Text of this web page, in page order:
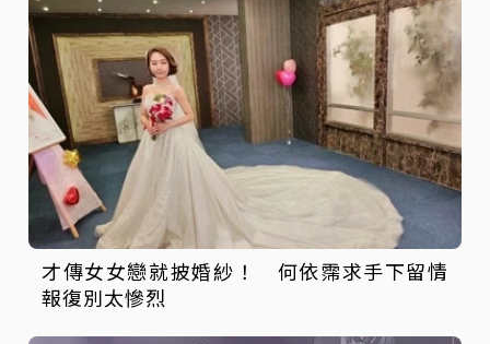
才傳女女戀就披婚紗！ 何依霈求手下留情
報復別太慘烈